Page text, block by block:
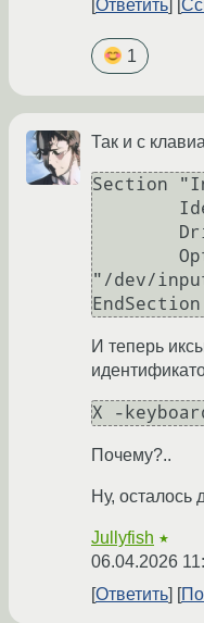
Ответить
1
Так и с
Section
"/dev/
И теперь
Почему?..
Ну, осталось
Jullyfish ★
06.04.2026
Ответить